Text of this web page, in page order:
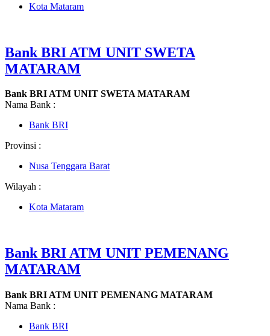
Kota Mataram
Bank BRI ATM UNIT SWETA
MATARAM
Bank BRI ATM UNIT SWETA MATARAM
Nama Bank :
Bank BRI
Provinsi :
Nusa Tenggara Barat
Wilayah :
Kota Mataram
Bank BRI ATM UNIT PEMENANG
MATARAM
Bank BRI ATM UNIT PEMENANG MATARAM
Nama Bank :
Bank BRI